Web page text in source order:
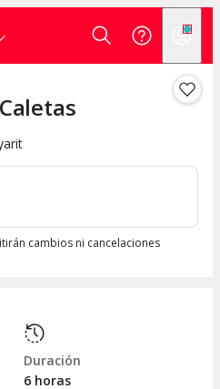
cambios ni cancelaciones
Duración
6 horas